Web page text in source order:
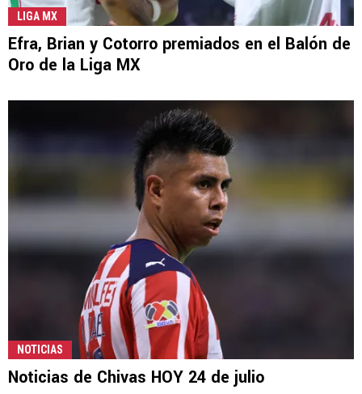
LIGA MX
Efra, Brian y Cotorro premiados en el Balón de
Oro de la Liga MX
NOTICIAS
Noticias de Chivas HOY 24 de julio